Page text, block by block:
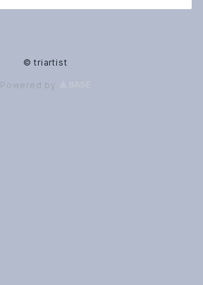
© triartist
Powered by